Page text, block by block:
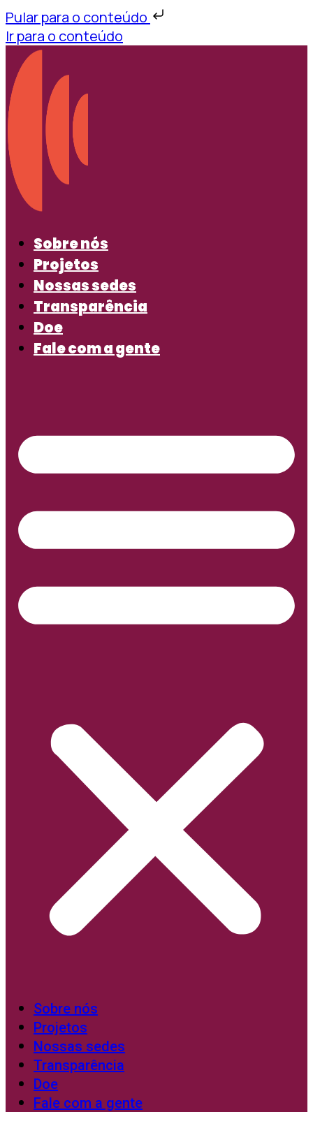
Pular para o conteúdo
Ir para o conteúdo
Sobre nós
Projetos
Nossas sedes
Transparência
Doe
Fale com a gente
Sobre nós
Projetos
Nossas sedes
Transparência
Doe
Fale com a gente